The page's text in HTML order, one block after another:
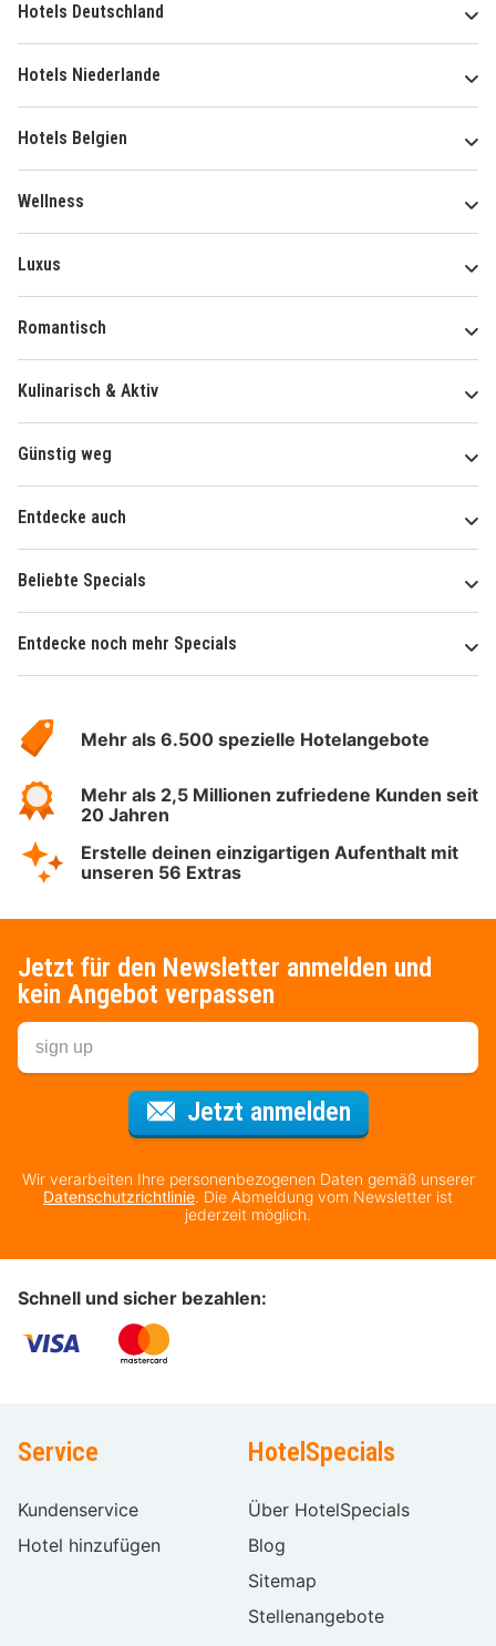
Hotels Deutschland
Hotels Niederlande
Hotels Belgien
Wellness
Luxus
Romantisch
Kulinarisch & Aktiv
Günstig weg
Entdecke auch
Beliebte Specials
Entdecke noch mehr Specials
Hotelspecials
Mehr als 6.500 spezielle Hotelangebote
Mehr als 2,5 Millionen zufriedene Kunden seit
20 Jahren
Erstelle deinen einzigartigen Aufenthalt mit
unseren 56 Extras
Jetzt für den Newsletter anmelden und
kein Angebot verpassen
Jetzt anmeldenFür den
Wir verarbeiten Ihre personenbezogenen Daten gemäß unserer
Datenschutzrichtlinie. Die Abmeldung vom Newsletter ist
jederzeit möglich.
Schnell und sicher bezahlen:
Service
Kundenservice
Hotel hinzufügen
HotelSpecials
Über HotelSpecials
Blog
Sitemap
Stellenangebote